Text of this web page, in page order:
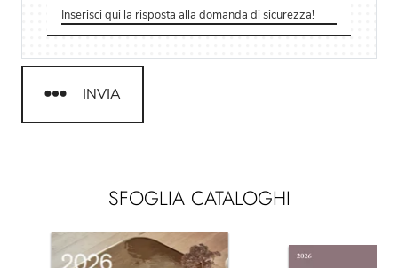
SFOGLIA CATALOGHI
INVIA